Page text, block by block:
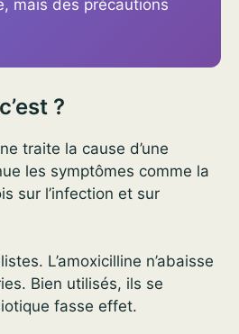
mais des précautions
?
traite la cause d’une
les symptômes comme la
sur l’infection et sur
L’amoxicilline n’abaisse
Bien utilisés, ils se
fasse effet.